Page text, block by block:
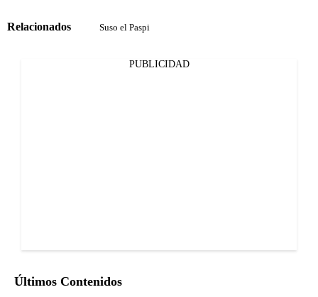
Relacionados Suso el Paspi
PUBLICIDAD
Últimos Contenidos